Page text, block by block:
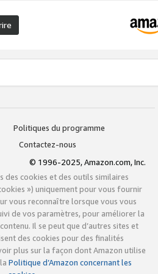
Politiques du programme
Contactez-nous
© 1996-2025, Amazon.com, Inc.
des cookies et des outils similaires
») uniquement pour vous fournir
vous reconnaître lorsque vous vous
de vos paramètres, pour améliorer la
Il se peut que d’autres sites et
des cookies pour des finalités
plus sur la façon dont Amazon utilise
Politique d’Amazon concernant les